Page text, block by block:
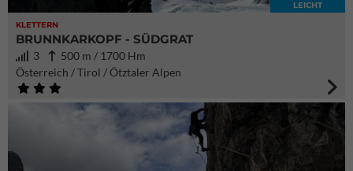
KLETTERN
LEICHT
BRUNNKARKOPF - SÜDGRAT
3
500 m / 1700 Hm
Österreich / Tirol / Ötztaler Alpen